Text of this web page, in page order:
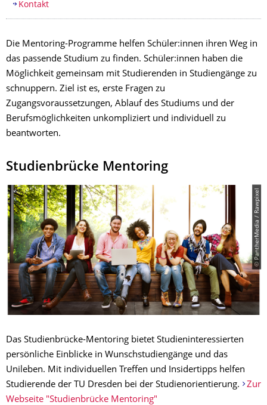
Kontakt
Die Mentoring-Programme helfen Schüler:innen ihren Weg in
das passende Studium zu finden. Schüler:innen haben die
Möglichkeit gemeinsam mit Studierenden in Studiengänge zu
schnuppern. Ziel ist es, erste Fragen zu
Zugangsvoraussetzungen, Ablauf des Studiums und der
Berufsmöglichkeiten unkompliziert und individuell zu
beantworten.
Studienbrücke Mentoring
© PantherMedia / Rawpixel
Das Studienbrücke-Mentoring bietet Studieninteressierten
persönliche Einblicke in Wunschstudiengänge und das
Unileben. Mit individuellen Treffen und Insidertipps helfen
Studierende der TU Dresden bei der Studienorientierung.
Zur
Webseite "Studienbrücke Mentoring"